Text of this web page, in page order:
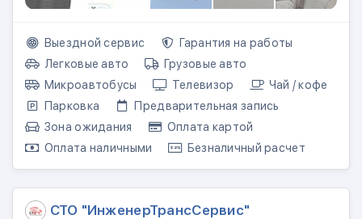
Выездной сервис
Гарантия на работы
Легковые авто
Грузовые авто
Микроавтобусы
Телевизор
Чай / кофе
Парковка
Предварительная запись
Зона ожидания
Оплата картой
Оплата наличными
Безналичный расчет
СТО "ИнженерТрансСервис"